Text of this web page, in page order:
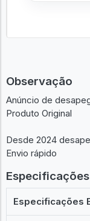
Observação
Anúncio de
Produto Original
Desde 2024
Envio rápido
Especificações
Especificações